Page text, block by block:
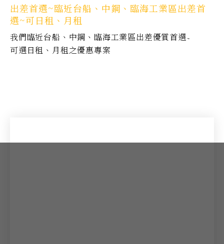
出差首選~臨近台船、中鋼、臨海工業區出差首
選~可日租、月租
我們臨近台船、中鋼、臨海工業區出差優質首選~
可選日租、月租之優惠專案